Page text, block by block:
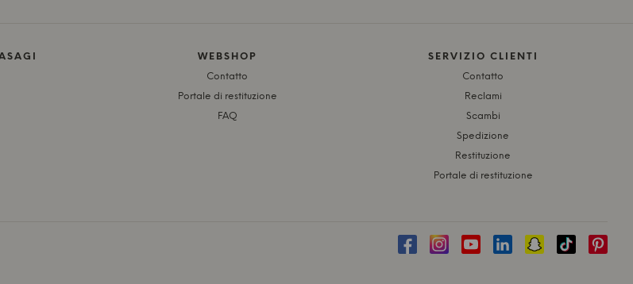
WEBSHOP
Contatto
Portale di restituzione
FAQ
SERVIZIO CLIENTI
Contatto
Reclami
Scambi
Spedizione
Restituzione
Portale di restituzione